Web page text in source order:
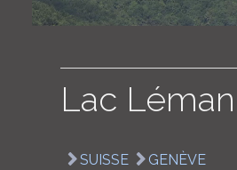
Lac Léman
SUISSE GENÈVE